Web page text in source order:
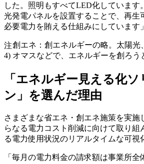
した。照明もすべてLED化しています
光発電パネルを設置することで、再生
必要電力を賄える仕組みにしています」
注
4)
創エネ：創エネルギーの略。太陽光
オマスなどで、エネルギーを創ろう
「エネルギー見える化ソ
ン」を選んだ理由
さまざまな省エネ・創エネ施策を実施
らなる電力コスト削減に向けて取り組
る電力使用状況のリアルタイムな可視
「毎月の電力料金の請求額は事業所全